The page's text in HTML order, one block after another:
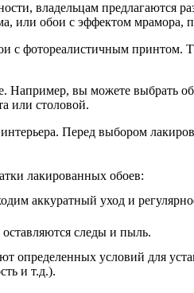
владельцам
или обои с эффектом мрамора,
с фотореалистичным принтом.
вы можете выбрать
или столовой.
Перед выбором
лакированных обоев:
аккуратный уход и
оставляются следы и пыль.
определенных условий для
и т.д.).